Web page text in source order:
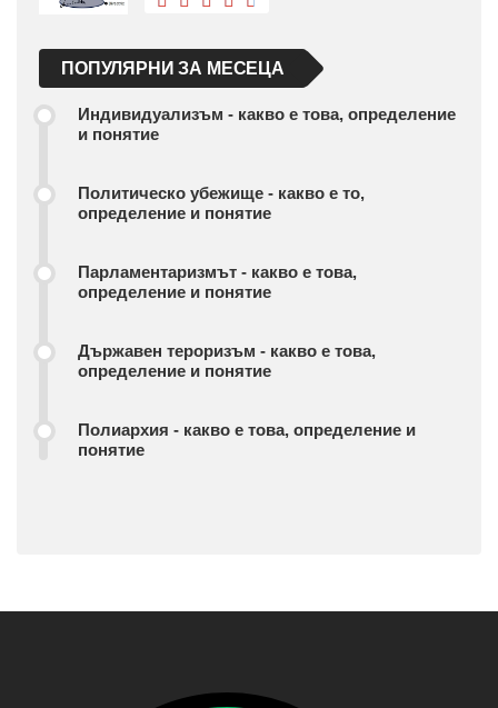
ПОПУЛЯРНИ ЗА МЕСЕЦА
Индивидуализъм - какво е това, определение
и понятие
Политическо убежище - какво е то,
определение и понятие
Парламентаризмът - какво е това,
определение и понятие
Държавен тероризъм - какво е това,
определение и понятие
Полиархия - какво е това, определение и
понятие